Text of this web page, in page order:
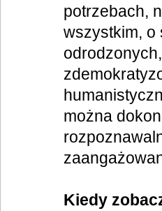
potrzebach,
wszystkim, o
można
Kiedy